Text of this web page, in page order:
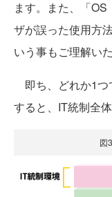
ます。また、「
ザが誤った使用方
いう事もご理解い
即ち、どれか1つ
すると、IT統制全
図